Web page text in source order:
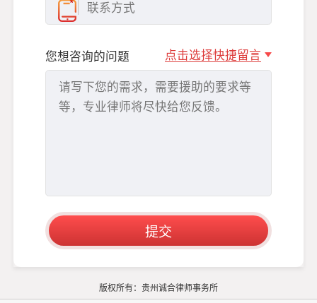
您想咨询的问题 点击选择快捷留言
版权所有：贵州诚合律师事务所